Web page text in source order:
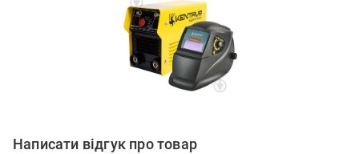
Написати відгук про товар